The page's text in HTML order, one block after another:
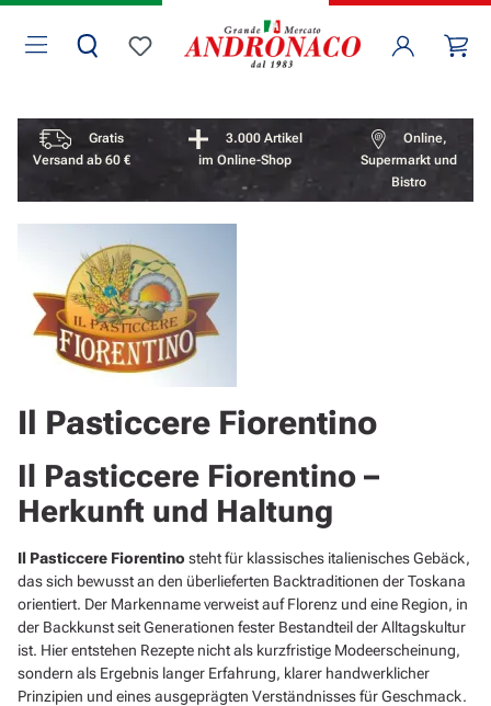
Zum Hauptinhalt springen
Du hast 0 Produkte auf dem Merkzettel
Vorteile überspringen
Gratis
Versand ab 60 €
3.000 Artikel
im Online-Shop
Online,
Supermarkt und
Bistro
Il Pasticcere Fiorentino
Il Pasticcere Fiorentino –
Herkunft und Haltung
Il Pasticcere Fiorentino steht für klassisches italienisches Gebäck,
das sich bewusst an den überlieferten Backtraditionen der Toskana
orientiert. Der Markenname verweist auf Florenz und eine Region, in
der Backkunst seit Generationen fester Bestandteil der Alltagskultur
ist. Hier entstehen Rezepte nicht als kurzfristige Modeerscheinung,
sondern als Ergebnis langer Erfahrung, klarer handwerklicher
Prinzipien und eines ausgeprägten Verständnisses für Geschmack.